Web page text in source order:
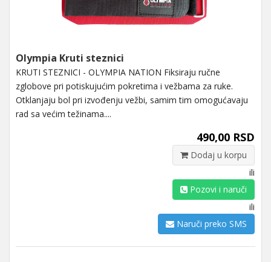
Olympia Kruti steznici
KRUTI STEZNICI - OLYMPIA NATION Fiksiraju ručne
zglobove pri potiskujućim pokretima i vežbama za ruke.
Otklanjaju bol pri izvođenju vežbi, samim tim omogućavaju
rad sa većim težinama....
490,00 RSD
Dodaj u korpu
ili
Pozovi i naruči
ili
Naruči preko SMS